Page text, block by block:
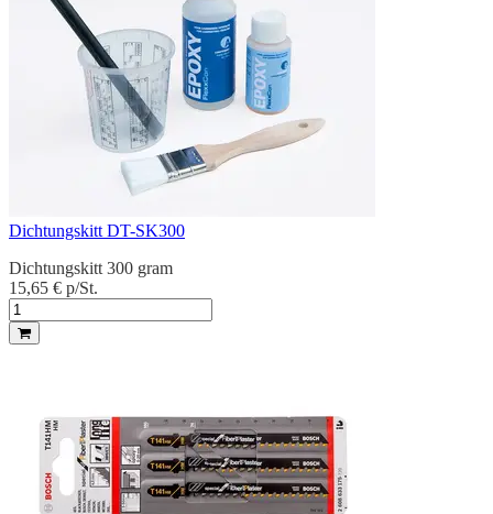
Dichtungskitt DT-SK300
Dichtungskitt 300 gram
15,65 € p/St.